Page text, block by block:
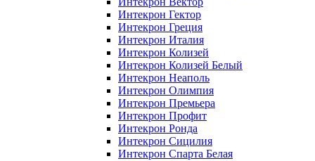
Интекрон Гектор
Интекрон Греция
Интекрон Италия
Интекрон Колизей
Интекрон Колизей Белый
Интекрон Неаполь
Интекрон Олимпия
Интекрон Премьера
Интекрон Профит
Интекрон Ронда
Интекрон Сицилия
Интекрон Спарта Белая